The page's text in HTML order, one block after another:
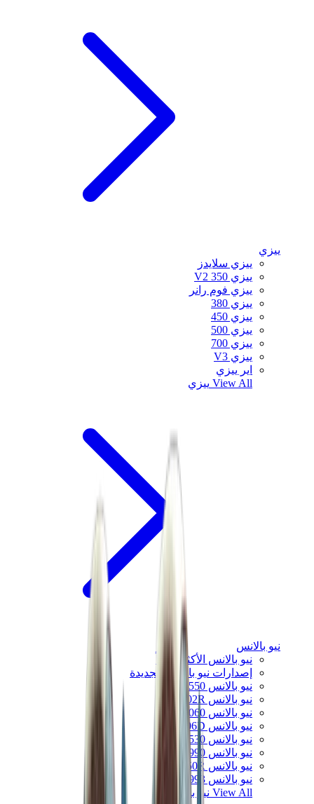
ييزي
ييزي سلايدز
ييزي 350 V2
ييزي فوم رانر
ييزي 380
ييزي 450
ييزي 500
ييزي 700
ييزي V3
اير ييزي
View All ييزي
نيو بالانس
نيو بالانس الأكثر مبيعاً
إصدارات نيو بالانس الجديدة
نيو بالانس 550
نيو بالانس 2002R
نيو بالانس 9060
نيو بالانس 1906D
نيو بالانس 530
نيو بالانس 990
نيو بالانس 650R
نيو بالانس 993
View All نيو بالانس